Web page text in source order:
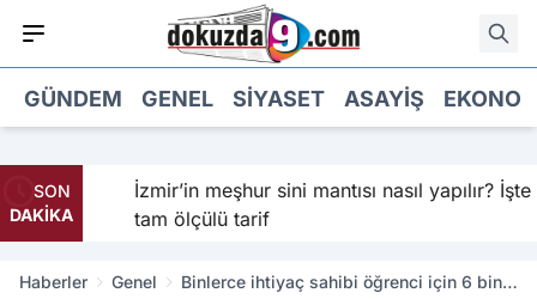
GÜNDEM GENEL SIYASET ASAYIŞ
SON
DAKİKA
İzmir’in meşhur sini mantısı nasıl yapılır? İşte
tam ölçülü tarif
Haberler Genel
Binlerce ihtiyaç sahibi öğrenci için 6 bin